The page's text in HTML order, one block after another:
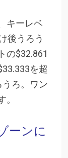
キーレベ
後うろう
の$32.861
を超
ろ。ワン
ーンに